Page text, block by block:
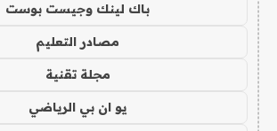
باك لينك وجيست بوست
مصادر التعليم
مجلة تقنية
يو ان بي الرياضي